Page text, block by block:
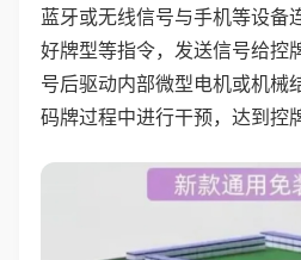
蓝牙或无线信号与手机等设备
好牌型等指令，发送信号给控
号后驱动内部微型电机或机械
码牌过程中进行干预，达到控